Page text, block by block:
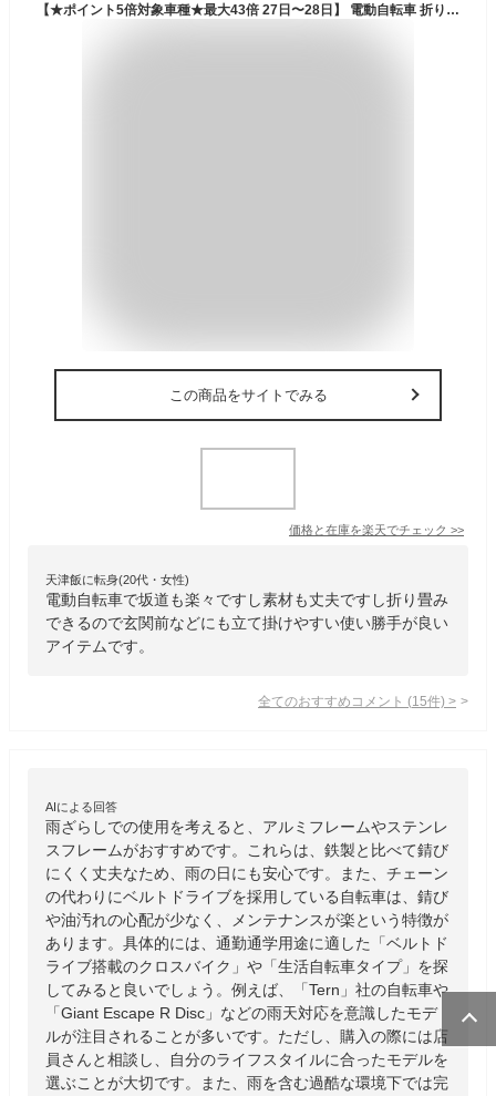
【★ポイント5倍対象車種★最大43倍 27日〜28日】 電動自転車 折り畳み式 26インチ 型式認定 手元スイッチ |電動アシスト自転車 子供乗せ 折りたたみ 折り畳み チャイルドシート装着可能 型式認定取得 送料無料 【AO260】
この商品をサイトでみる
価格と在庫を楽天でチェック >>
天津飯に転身(20代・女性)
電動自転車で坂道も楽々ですし素材も丈夫ですし折り畳み
できるので玄関前などにも立て掛けやすい使い勝手が良い
アイテムです。
全てのおすすめコメント (15件) >
AIによる回答
雨ざらしでの使用を考えると、アルミフレームやステンレ
スフレームがおすすめです。これらは、鉄製と比べて錆び
にくく丈夫なため、雨の日にも安心です。また、チェーン
の代わりにベルトドライブを採用している自転車は、錆び
や油汚れの心配が少なく、メンテナンスが楽という特徴が
あります。具体的には、通勤通学用途に適した「ベルトド
ライブ搭載のクロスバイク」や「生活自転車タイプ」を探
してみると良いでしょう。例えば、「Tern」社の自転車や
「Giant Escape R Disc」などの雨天対応を意識したモデ
ルが注目されることが多いです。ただし、購入の際には店
員さんと相談し、自分のライフスタイルに合ったモデルを
選ぶことが大切です。また、雨を含む過酷な環境下では完